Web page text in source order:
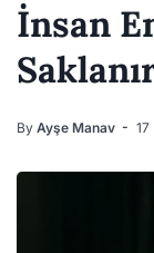
İnsan
By Ayşe Manav